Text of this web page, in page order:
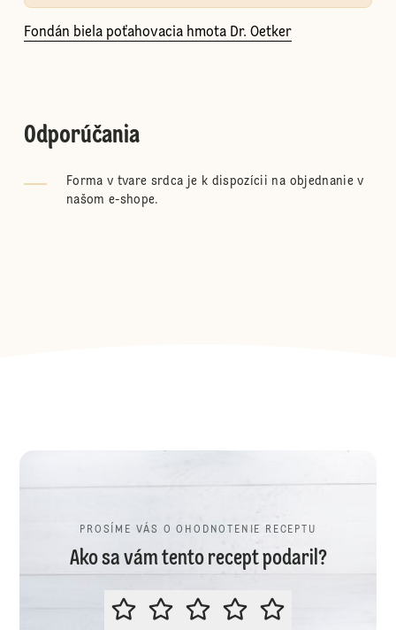
Fondán biela poťahovacia hmota Dr. Oetker
Odporúčania
Forma v tvare srdca je k dispozícii na objednaniev
našom e-shope.
PROSÍME VÁS O OHODNOTENIE RECEPTU
Ako sa vám tento recept podaril?
PROSÍME VÁS O OHODNOTENIE